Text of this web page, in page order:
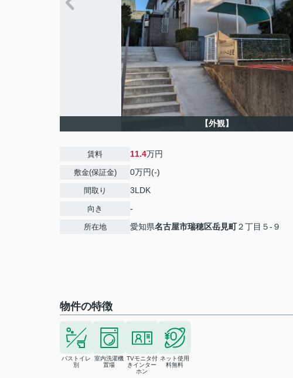
【外観】
賃料 11.4万円
敷金(保証金) 0万円(-)
間取り 3LDK
向き -
所在地 愛知県名古屋市瑞穂区岳見町２丁目５-９
物件の特徴
バストイレ
別
室内洗濯機
置場
TVモニタ付
きインター
ホン
ネット使用
料無料